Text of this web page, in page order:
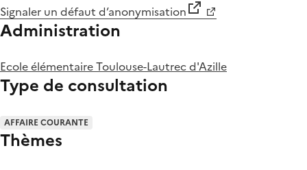
Signaler un défaut d’anonymisation
Administration
Ecole élémentaire Toulouse-Lautrec d'Azille
Type de consultation
AFFAIRE COURANTE
Thèmes